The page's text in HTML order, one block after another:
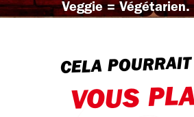
Veggie = Végétarien.
CELA
VOUS